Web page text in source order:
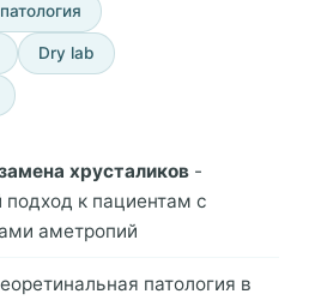
Dry lab
хрусталиков -
к пациентам с
аметропий
патология в